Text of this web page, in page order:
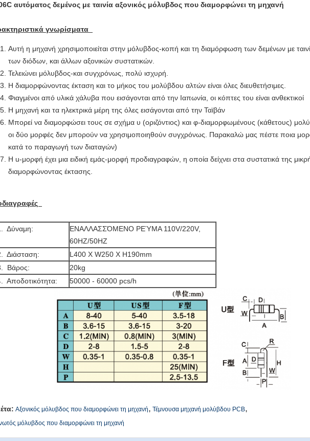
αυτόματος δεμένος με ταινία αξονικός μόλυβδος που διαμορφώνει τη μηχανή
γνωρίσματα
Αυτή η μηχανή χρησιμοποιείται στην μόλυβδος-κοπή και τη διαμόρφωση των δεμένων με
των διόδων, και άλλων αξονικών συστατικών.
Τελειώνει μόλυβδος-και συγχρόνως, πολύ ισχυρή.
Η διαμορφώνοντας έκταση και το μήκος του μολύβδου αλτών είναι όλες διευθετήσιμες.
Φιαγμένοι από υλικά χάλυβα που εισάγονται από την Ιαπωνία, οι κόπτες του είναι ανθεκτικοί
Η μηχανή και τα ηλεκτρικά μέρη της όλες εισάγονται από την Ταϊβάν
Μπορεί να διαμορφώσει τους σε σχήμα υ (οριζόντιος) και φ-διαμορφωμένους (κάθετους)
οι δύο μορφές δεν μπορούν να χρησιμοποιηθούν συγχρόνως. Παρακαλώ μας πέστε ποια
κατά το παραγωγή των διαταγών)
Η u-μορφή έχει μια ειδική εμάς-μορφή προδιαγραφών, η οποία δείχνει στα συστατικά της
διαμορφώνοντας έκτασης.
Δύναμη:
ΕΝΑΛΛΑΣΣΌΜΕΝΟ ΡΕΎΜΑ 110V/220V,
60HZ/50HZ
Διάσταση:
L400 Χ W250 Χ H190mm
Βάρος:
20kg
Αποδοτικότητα:
50000 - 60000 pcs/h
Αξονικός μόλυβδος που διαμορφώνει τη μηχανή, Τέμνουσα μηχανή μολύβδου PCB,
μόλυβδος που διαμορφώνει τη μηχανή